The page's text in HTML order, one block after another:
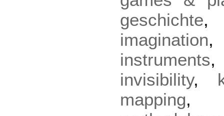
geschichte
imagination
instruments
invisibility,
mapping